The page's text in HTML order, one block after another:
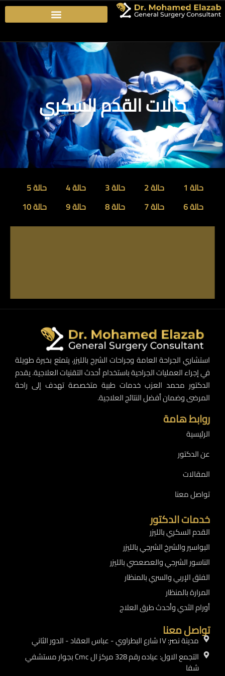
حالات القدم السكري
حالة 1 حالة 2 حالة 3 حالة 4
حالة 5
حالة 6
حالة 7 حالة 8 حالة 9 حالة 10
استشاري الجراحة العامة وجراحات الشرج بالليزر، يتمتع بخبرة طويلة
في إجراء العمليات الجراحية باستخدام أحدث التقنيات العلاجية. يقدم
الدكتور محمد العزب خدمات طبية متخصصة تهدف إلى راحة
المرضى وضمان أفضل النتائج العلاجية.
روابط هامة
الرئيسية
عن الدكتور
المقالات
تواصل معنا
خدمات الدكتور
القدم السكري بالليزر
البواسير والشرخ الشرجي بالليزر
الناسور الشرجي والعصعصي بالليزر
الفتق الإربي والسري بالمنظار
المرارة بالمنظار
أورام الثدي وأحدث طرق العلاج
تواصل معنا
مدينة نصر: ١٧ شارع البطراوي - عباس العقاد - الدور الثاني
التجمع الاول: عياده رقم 328 مركز ال Cmc بجوار مستشفي
شفا